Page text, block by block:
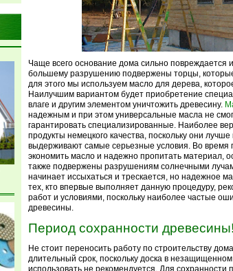
Чаще всего основание дома сильно повреждается
большему разрушению подвержены торцы,
для этого мы используем масло для дерева,
Наилучшим вариантом будет приобретение
влаге и другим элементом уничтожить древесину.
надежным и при этом универсальные масла не
гарантировать специализированные. Наиболее
продукты немецкого качества, поскольку они
выдерживают самые серьезные условия. Во время
экономить масло и надежно пропитать материал,
также подвержены разрушениям солнечными
начинает иссыхаться и трескается, но надежное
тех, кто впервые выполняет данную процедуру,
работ и условиями, поскольку наиболее частые
древесины.
Период сохранности древесины!
Не стоит переносить работу по строительству
длительный срок, поскольку доска в
использовать не рекомендуется. Для